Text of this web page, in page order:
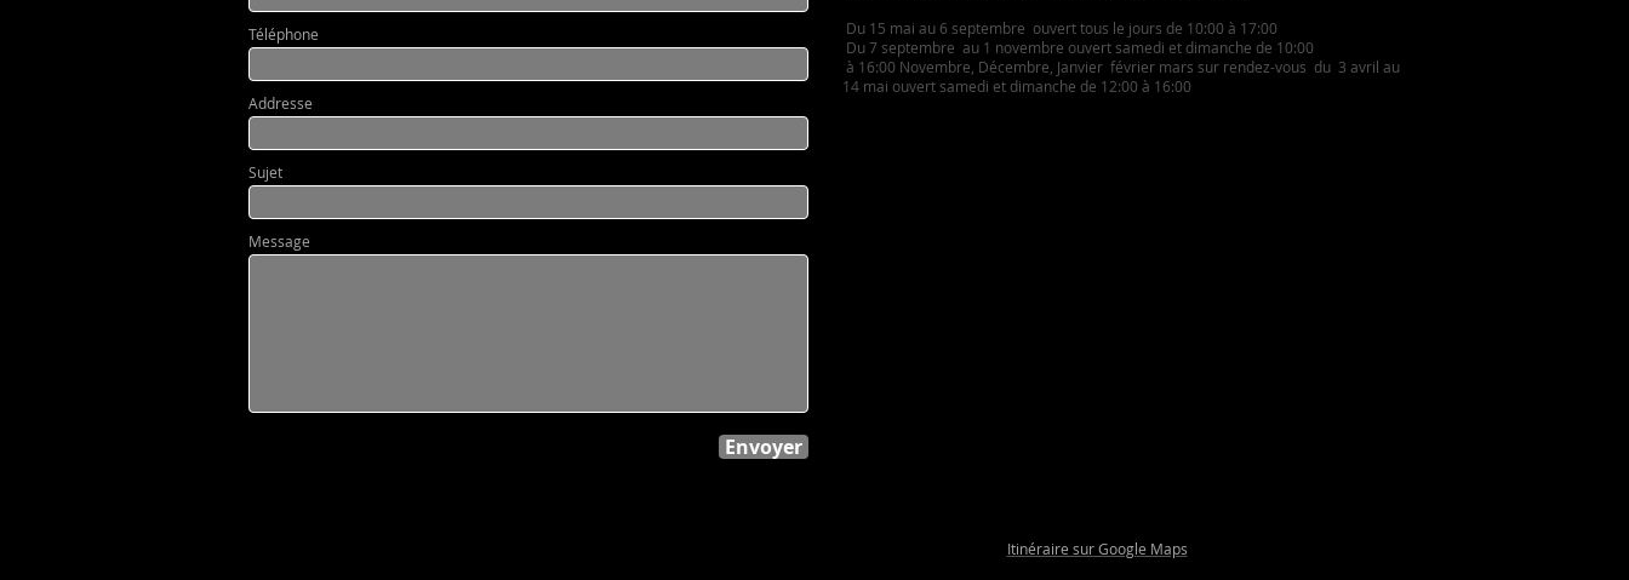
Téléphone
Addresse
Sujet
Message
Envoyer
Du 15 mai au 6 septembre ouvert tous le jours de 10:00 à 17:00
Du 7 septembre au 1 novembre ouvert samedi et dimanche de 10:00
à 16:00 Novembre, Décembre, Janvier février mars sur rendez-vous du 3 avril au
14 mai ouvert samedi et dimanche de 12:00 à 16:00
Itinéraire sur Google Maps